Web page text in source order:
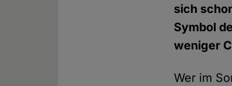
sich
Symbol
weniger
Wer im